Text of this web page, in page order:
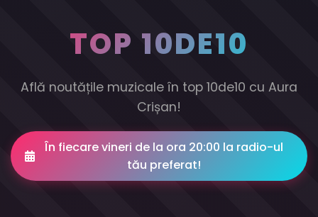
TOP 10DE10
Află noutățile muzicale în top 10de10 cu Aura
Crișan!
În fiecare vineri de la ora 20:00 la radio-ul
tău preferat!